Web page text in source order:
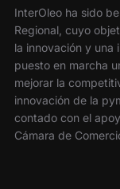
InterOleo ha sido
Regional, cuyo
la innovación y una
puesto en marcha
mejorar la
innovación de la
contado con el
Cámara de